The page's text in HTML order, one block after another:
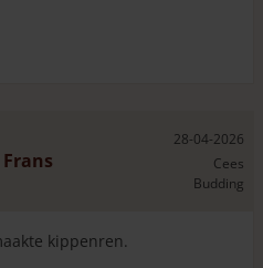
wikkeling. De ruimte
wat groter zijn (ongeveer
Cees
Budding
28-04-2026
kippenren.